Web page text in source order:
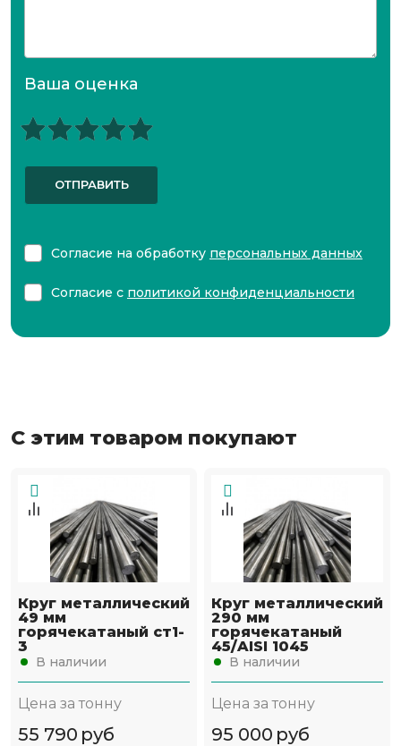
Ваша оценка
ОТПРАВИТЬ
Согласие на обработку персональных данных
Согласие с политикой конфиденциальности
С этим товаром покупают
Круг металлический
49 мм
горячекатаный ст1-
3
В наличии
Цена за тонну
55 790 руб
Круг металлический
290 мм
горячекатаный
45/AISI 1045
В наличии
Цена за тонну
95 000 руб